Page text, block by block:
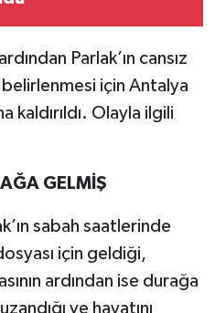
Parlak’ın cansız
için Antalya
kaldırıldı. Olayla ilgili
GELMİŞ
sabah saatlerinde
için geldiği,
ardından ise durağa
ve hayatını